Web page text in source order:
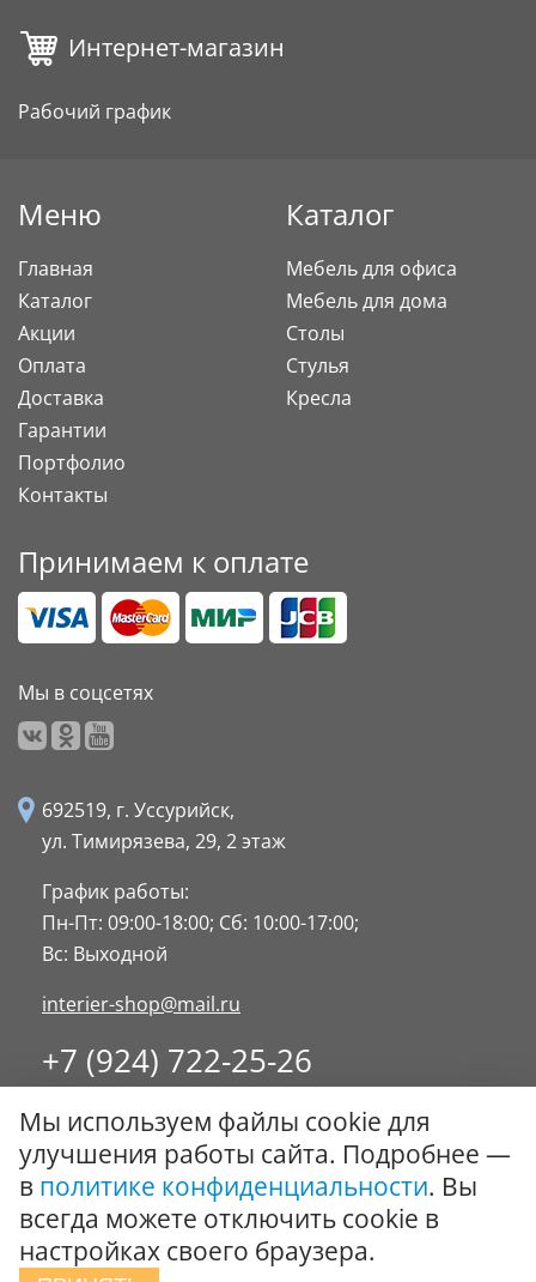
Интернет-магазин
Рабочий график
Меню
Главная
Каталог
Акции
Оплата
Доставка
Гарантии
Портфолио
Контакты
Каталог
Мебель для офиса
Мебель для дома
Столы
Стулья
Кресла
Принимаем к оплате
Мы в соцсетях
692519, г. Уссурийск,
ул. Тимирязева, 29, 2 этаж
График работы:
Пн-Пт: 09:00-18:00; Сб: 10:00-17:00;
Вс: Выходной
interier-shop@mail.ru
+7 (924) 722-25-26
8 (4234) 32-17-89
Заказать обратный звонок
© ООО "Стиль-Интерьер" 1996 - 2026. Все права
защищены.
Политика обработки персональных данных
Мы используем файлы cookie для
улучшения работы сайта. Подробнее —
в политике конфиденциальности. Вы
всегда можете отключить cookie в
настройках своего браузера.